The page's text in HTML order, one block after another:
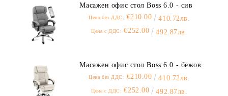
Масажен офис стол Boss 6.0 - сив
Цена без ДДС: €210.00 410.72лв.
Цена с ДДС: €252.00 492.87лв.
Масажен офис стол Boss 6.0 - бежов
Цена без ДДС: €210.00 410.72лв.
Цена с ДДС: €252.00 492.87лв.